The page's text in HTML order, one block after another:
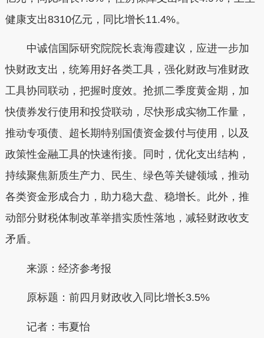
健康支出8310亿元，同比增长11.4%。
中诚信国际研究院院长袁海霞建议，应进一步加
快财政支出，统筹用好各类工具，强化财政与准财政
工具协同联动，把握时度效。抢抓二季度黄金期，加
快债券发行使用和投贷联动，尽快形成实物工作量，
推动专项债、超长期特别国债资金拨付与使用，以及
政策性金融工具的快速衔接。同时，优化支出结构，
持续聚焦新质生产力、民生、绿色等关键领域，推动
各类资金形成合力，助力稳大盘、稳增长。此外，推
动部分财税体制改革举措实质性落地，减轻财政收支
矛盾。
来源：经济参考报
原标题：前四月财政收入同比增长3.5%
记者：韦夏怡